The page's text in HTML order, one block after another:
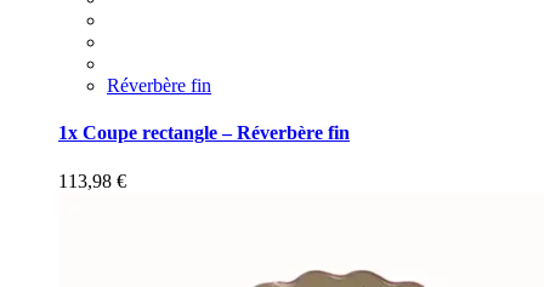
Réverbère fin
1x Coupe rectangle – Réverbère fin
113,98 €